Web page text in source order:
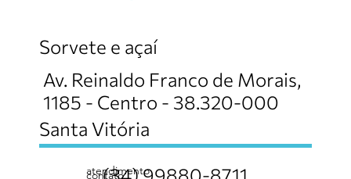
Santa Vitória
Sorvete e açaí
Av. Reinaldo Franco de Morais,
1185 - Centro - 38.320-000
contato
atendimento